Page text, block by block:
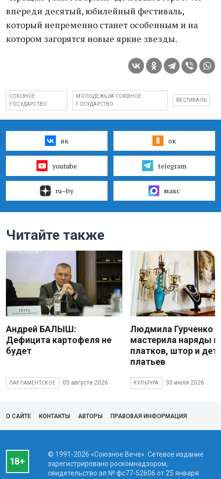
впереди десятый, юбилейный фестиваль,
который непременно станет особенным и на
котором загорятся новые яркие звезды.
СОЮЗНОЕ
ГОСУДАРСТВО
МОЛОДЕЖЬ ЗА СОЮЗНОЕ
ГОСУДАРСТВО
ФЕСТИВАЛЬ
вк ок
youtube telegram
ru–by макс
Читайте также
Андрей БАЛЫШ:
Дефицита картофеля не
будет
ПАРЛАМЕНТСКОЕ 05 августа 2026
Людмила Гурченко
мастерила наряды
платков, штор и
платьев
КУЛЬТУРА 30 июля 2026
О САЙТЕ КОНТАКТЫ АВТОРЫ ПРАВОВАЯ ИНФОРМАЦИЯ
© 1991-2026 «Союзное Вече». Сетевое издание
зарегистрировано роскомнадзором,
свидетельство эл № фc77-52606 от 25 января